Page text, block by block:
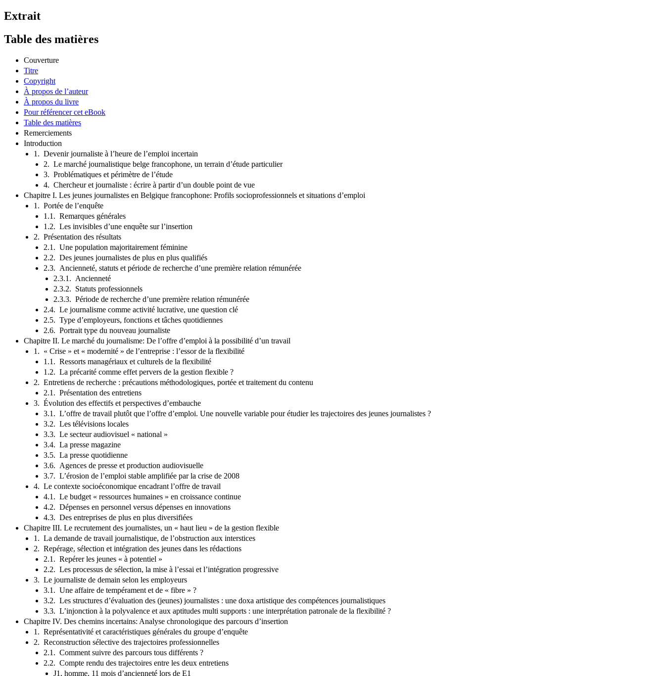
Extrait
Table des matières
Couverture
Titre
Copyright
À propos de l’auteur
À propos du livre
Pour référencer cet eBook
Table des matières
Remerciements
Introduction
1. Devenir journaliste à l’heure de l’emploi incertain
2. Le marché journalistique belge francophone, un terrain d’étude particulier
3. Problématiques et périmètre de l’étude
4. Chercheur et journaliste : écrire à partir d’un double point de vue
Chapitre I. Les jeunes journalistes en Belgique francophone: Profils socioprofessionnels et situations d’emploi
1. Portée de l’enquête
1.1. Remarques générales
1.2. Les invisibles d’une enquête sur l’insertion
2. Présentation des résultats
2.1. Une population majoritairement féminine
2.2. Des jeunes journalistes de plus en plus qualifiés
2.3. Ancienneté, statuts et période de recherche d’une première relation rémunérée
2.3.1. Ancienneté
2.3.2. Statuts professionnels
2.3.3. Période de recherche d’une première relation rémunérée
2.4. Le journalisme comme activité lucrative, une question clé
2.5. Type d’employeurs, fonctions et tâches quotidiennes
2.6. Portrait type du nouveau journaliste
Chapitre II. Le marché du journalisme: De l’offre d’emploi à la possibilité d’un travail
1. « Crise » et « modernité » de l’entreprise : l’essor de la flexibilité
1.1. Ressorts managériaux et culturels de la flexibilité
1.2. La précarité comme effet pervers de la gestion flexible ?
2. Entretiens de recherche : précautions méthodologiques, portée et traitement du contenu
2.1. Présentation des entretiens
3. Évolution des effectifs et perspectives d’embauche
3.1. L’offre de travail plutôt que l’offre d’emploi. Une nouvelle variable pour étudier les trajectoires des jeunes journalistes ?
3.2. Les télévisions locales
3.3. Le secteur audiovisuel « national »
3.4. La presse magazine
3.5. La presse quotidienne
3.6. Agences de presse et production audiovisuelle
3.7. L’érosion de l’emploi stable amplifiée par la crise de 2008
4. Le contexte socioéconomique encadrant l’offre de travail
4.1. Le budget « ressources humaines » en croissance continue
4.2. Dépenses en personnel versus dépenses en innovations
4.3. Des entreprises de plus en plus diversifiées
Chapitre III. Le recrutement des journalistes, un « haut lieu » de la gestion flexible
1. La demande de travail journalistique, de l’obstruction aux interstices
2. Repérage, sélection et intégration des jeunes dans les rédactions
2.1. Repérer les jeunes « à potentiel »
2.2. Les processus de sélection, la mise à l’essai et l’intégration progressive
3. Le journaliste de demain selon les employeurs
3.1. Une affaire de tempérament et de « fibre » ?
3.2. Les structures d’évaluation des (jeunes) journalistes : une doxa artistique des compétences journalistiques
3.3. L’injonction à la polyvalence et aux aptitudes multi supports : une interprétation patronale de la flexibilité ?
Chapitre IV. Des chemins incertains: Analyse chronologique des parcours d’insertion
1. Représentativité et caractéristiques générales du groupe d’enquête
2. Reconstruction sélective des trajectoires professionnelles
2.1. Comment suivre des parcours tous différents ?
2.2. Compte rendu des trajectoires entre les deux entretiens
J1, homme, 11 mois d’ancienneté lors de E1